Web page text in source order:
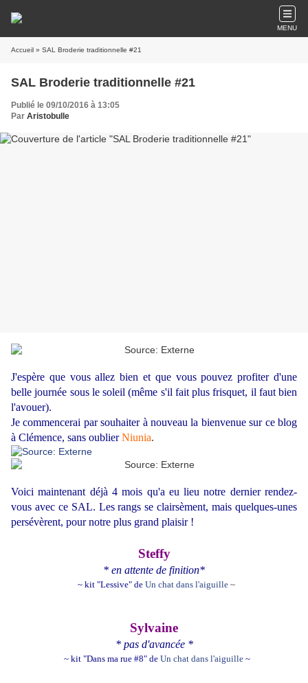
MENU
Accueil » SAL Broderie traditionnelle #21
SAL Broderie traditionnelle #21
Publié le 09/10/2016 à 13:05
Par Aristobulle
J'espère que vous allez bien et que vous pouvez profiter d'une
belle journée sous le soleil (même s'il fait plus frisquet, il faut bien
l'avouer).
Je commencerai par souhaiter à nouveau la bienvenue sur ce blog
à Clémence, sans oublier Niunia.
Voici maintenant déjà 4 mois qu'a eu lieu notre dernier rendez-
vous avec ce SAL. Les rangs se clairsèment, mais quelques-unes
persévèrent, pour notre plus grand plaisir !
Steffy
* en attente de finition*
~ kit "Lessive" de Un chat dans l'aiguille ~
Sylvaine
* pas d'avancée *
~ kit "Dans ma rue #8" de Un chat dans l'aiguille ~